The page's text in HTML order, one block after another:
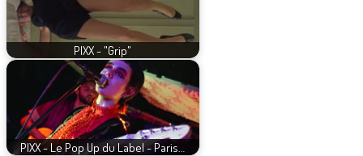
PIXX - "Grip"
PIXX - Le Pop Up du Label - Paris…